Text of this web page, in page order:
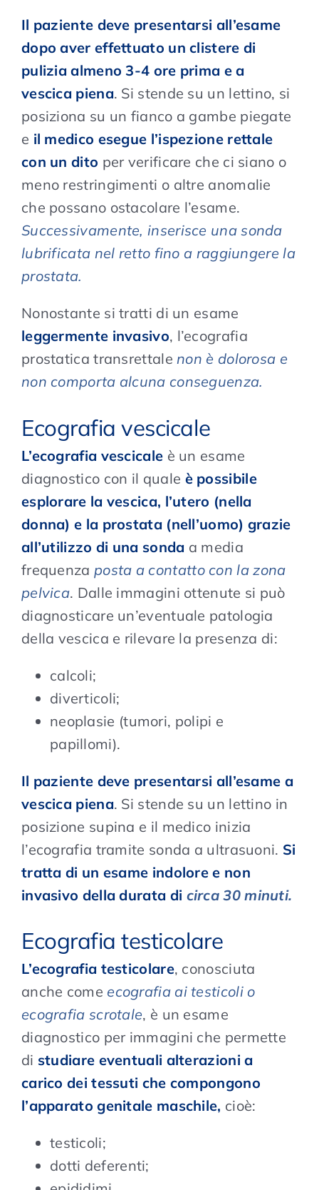
Il paziente deve presentarsi all’esame
dopo aver effettuato un clistere di
pulizia almeno 3-4 ore prima e a
vescica piena. Si stende su un lettino, si
posiziona su un fianco a gambe piegate
e il medico esegue l’ispezione rettale
con un dito per verificare che ci siano o
meno restringimenti o altre anomalie
che possano ostacolare l’esame.
Successivamente, inserisce una sonda
lubrificata nel retto fino a raggiungere la
prostata.
Nonostante si tratti di un esame
leggermente invasivo, l’ecografia
prostatica transrettalenon è dolorosa e
non comporta alcuna conseguenza.
Ecografia vescicale
L’ecografia vescicale è un esame
diagnostico con il quale è possibile
esplorare la vescica, l’utero (nella
donna) e la prostata (nell’uomo) grazie
all’utilizzo di una sonda a media
frequenza posta a contatto con la zona
pelvica. Dalle immagini ottenute si può
diagnosticare un’eventuale patologia
della vescica e rilevare la presenza di:
calcoli;
diverticoli;
neoplasie (tumori, polipi e
papillomi).
Il paziente deve presentarsi all’esame a
vescica piena. Si stende su un lettino in
posizione supina e il medico inizia
l’ecografia tramite sonda a ultrasuoni. Si
tratta di un esame indolore e non
invasivo della durata di circa 30 minuti.
Ecografia testicolare
L’ecografia testicolare, conosciuta
anche come ecografia ai testicoli o
ecografia scrotale, è un esame
diagnostico per immagini che permette
di studiare eventuali alterazioni a
carico dei tessuti che compongono
l’apparato genitale maschile, cioè:
testicoli;
dotti deferenti;